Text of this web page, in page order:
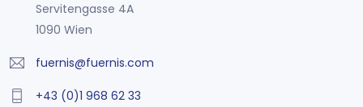
Servitengasse 4A
1090 Wien
fuernis@fuernis.com
+43 (0)1 968 62 33